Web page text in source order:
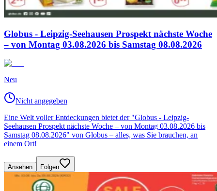
Globus - Leipzig-Seehausen Prospekt nächste Woche
– von Montag 03.08.2026 bis Samstag 08.08.2026
Neu
Nicht angegeben
Eine Welt voller Entdeckungen bietet der "Globus - Leipzig-
Seehausen Prospekt nächste Woche – von Montag 03.08.2026 bis
Samstag 08.08.2026" von Globus – alles, was Sie brauchen, an
einem Ort!
Ansehen Folgen